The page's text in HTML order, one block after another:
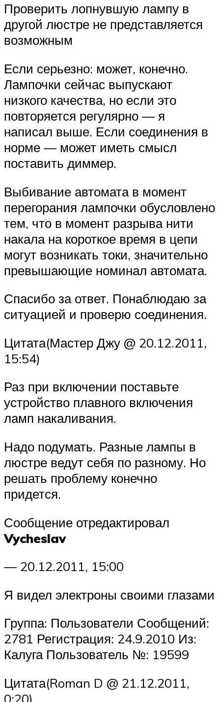
Проверить лопнувшую лампу в
другой люстре не представляется
возможным
Если серьезно: может, конечно.
Лампочки сейчас выпускают
низкого качества, но если это
повторяется регулярно — я
написал выше. Если соединения в
норме — может иметь смысл
поставить диммер.
Выбивание автомата в момент
перегорания лампочки обусловлено
тем, что в момент разрыва нити
накала на короткое время в цепи
могут возникать токи, значительно
превышающие номинал автомата.
Спасибо за ответ. Понаблюдаю за
ситуацией и проверю соединения.
Цитата(Мастер Джу @ 20.12.2011,
15:54)
Раз при включении поставьте
устройство плавного включения
ламп накаливания.
Надо подумать. Разные лампы в
люстре ведут себя по разному. Но
решать проблему конечно
придется.
Сообщение отредактировал
Vycheslav
— 20.12.2011, 15:00
Я видел электроны своими глазами
Группа: Пользователи Сообщений:
2781 Регистрация: 24.9.2010 Из:
Калуга Пользователь №: 19599
Цитата(Roman D @ 21.12.2011,
0:20)